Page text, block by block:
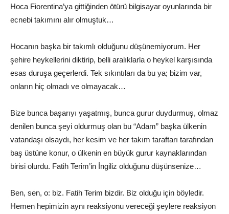
Hoca Fiorentina’ya gittiğinden ötürü bilgisayar oyunlarında bir
ecnebi takımını alır olmuştuk…
Hocanın başka bir takımlı olduğunu düşünemiyorum. Her
şehire heykellerini diktirip, belli aralıklarla o heykel karşısında
esas duruşa geçerlerdi. Tek sıkıntıları da bu ya; bizim var,
onların hiç olmadı ve olmayacak…
Bize bunca başarıyı yaşatmış, bunca gurur duydurmuş, olmaz
denilen bunca şeyi oldurmuş olan bu “Adam” başka ülkenin
vatandaşı olsaydı, her kesim ve her takım taraftarı tarafından
baş üstüne konur, o ülkenin en büyük gurur kaynaklarından
birisi olurdu. Fatih Terim’in İngiliz olduğunu düşünsenize…
Ben, sen, o: biz. Fatih Terim bizdir. Biz olduğu için böyledir.
Hemen hepimizin aynı reaksiyonu vereceği şeylere reaksiyon